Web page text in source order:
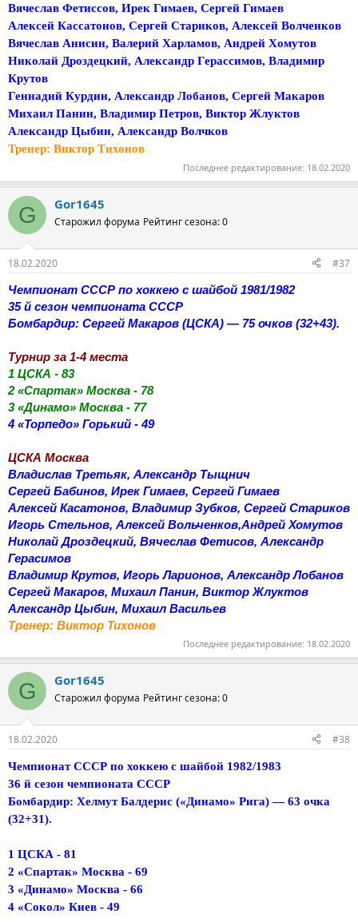
Вячеслав Фетиссов, Ирек Гимаев, Сергей Гимаев
Алексей Кассатонов, Сергей Стариков, Алексей Волченков
Вячеслав Анисин, Валерий Харламов, Андрей Хомутов
Николай Дроздецкий, Александр Герассимов, Владимир
Крутов
Геннадий Курдин, Александр Лобанов, Сергей Макаров
Михаил Панин, Владимир Петров, Виктор Жлуктов
Александр Цыбин, Александр Волчков
Тренер: Виктор Тихонов
Последнее редактирование: 18.02.2020
G Gor1645
Старожил форума Рейтинг сезона: 0
18.02.2020
#37
Чемпионат СССР по хоккею с шайбой 1981/1982
35 й сезон чемпионата СССР
Бомбардир: Сергей Макаров (ЦСКА) — 75 очков (32+43).
Турнир за 1-4 места
1 ЦСКА - 83
2 «Спартак» Москва - 78
3 «Динамо» Москва - 77
4 «Торпедо» Горький - 49
ЦСКА Москва
Владислав Третьяк, Александр Тыщнич
Сергей Бабинов, Ирек Гимаев, Сергей Гимаев
Алексей Касатонов, Владимир Зубков, Сергей Стариков
Игорь Стельнов, Алексей Вольченков,Андрей Хомутов
Николай Дроздецкий, Вячеслав Фетисов, Александр
Герасимов
Владимир Крутов, Игорь Ларионов, Александр Лобанов
Сергей Макаров, Михаил Панин, Виктор Жлуктов
Александр Цыбин, Михаил Васильев
Тренер: Виктор Тихонов
Последнее редактирование: 18.02.2020
G Gor1645
Старожил форума Рейтинг сезона: 0
18.02.2020 #38
Чемпионат СССР по хоккею с шайбой 1982/1983
36 й сезон чемпионата СССР
Бомбардир: Хелмут Балдерис («Динамо» Рига) — 63 очка
(32+31).
1 ЦСКА - 81
2 «Спартак» Москва - 69
3 «Динамо» Москва - 66
4 «Сокол» Киев - 49